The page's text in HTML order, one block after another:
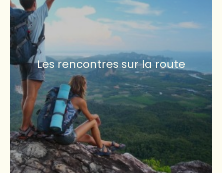
Les rencontres sur la route